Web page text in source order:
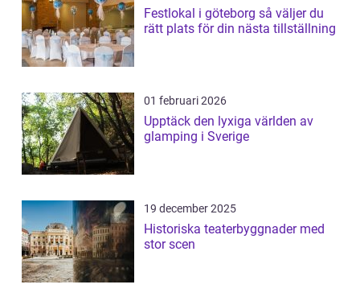
Festlokal i göteborg så väljer du
rätt plats för din nästa tillställning
01 februari 2026
Upptäck den lyxiga världen av
glamping i Sverige
19 december 2025
Historiska teaterbyggnader med
stor scen